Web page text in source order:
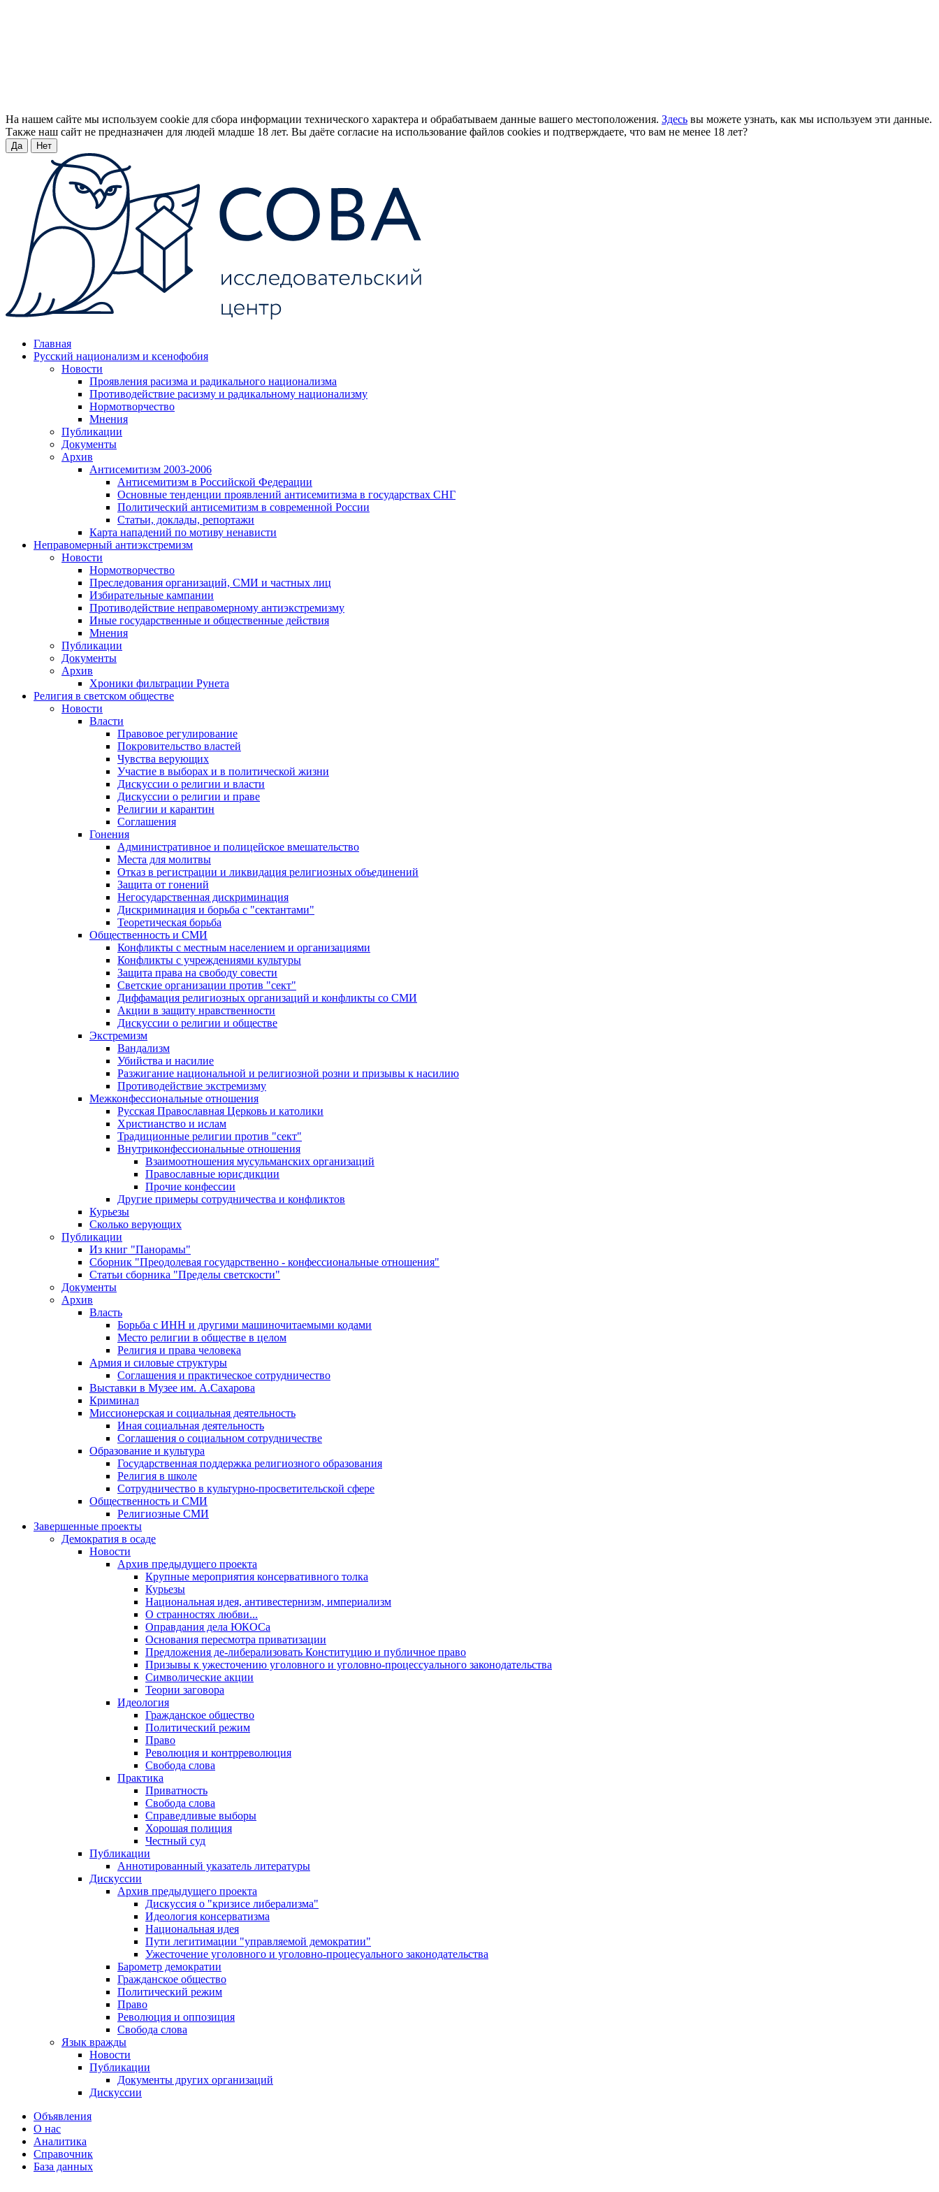
На нашем сайте мы используем cookie для сбора информации технического характера и обрабатываем данные вашего местоположения. Здесь вы можете узнать, как мы используем эти данные.
Также наш сайт не предназначен для людей младше 18 лет. Вы даёте согласие на использование файлов cookies и подтверждаете, что вам не менее 18 лет?
Да Нет
Главная
Русский национализм и ксенофобия
Новости
Проявления расизма и радикального национализма
Противодействие расизму и радикальному национализму
Нормотворчество
Мнения
Публикации
Документы
Архив
Антисемитизм 2003-2006
Антисемитизм в Российской Федерации
Основные тенденции проявлений антисемитизма в государствах СНГ
Политический антисемитизм в современной России
Статьи, доклады, репортажи
Карта нападений по мотиву ненависти
Неправомерный антиэкстремизм
Новости
Нормотворчество
Преследования организаций, СМИ и частных лиц
Избирательные кампании
Противодействие неправомерному антиэкстремизму
Иные государственные и общественные действия
Мнения
Публикации
Документы
Архив
Хроники фильтрации Рунета
Религия в светском обществе
Новости
Власти
Правовое регулирование
Покровительство властей
Чувства верующих
Участие в выборах и в политической жизни
Дискуссии о религии и власти
Дискуссии о религии и праве
Религии и карантин
Соглашения
Гонения
Административное и полицейское вмешательство
Места для молитвы
Отказ в регистрации и ликвидация религиозных объединений
Защита от гонений
Негосударственная дискриминация
Дискриминация и борьба с "сектантами"
Теоретическая борьба
Общественность и СМИ
Конфликты с местным населением и организациями
Конфликты с учреждениями культуры
Защита права на свободу совести
Светские организации против "сект"
Диффамация религиозных организаций и конфликты со СМИ
Акции в защиту нравственности
Дискуссии о религии и обществе
Экстремизм
Вандализм
Убийства и насилие
Разжигание национальной и религиозной розни и призывы к насилию
Противодействие экстремизму
Межконфессиональные отношения
Русская Православная Церковь и католики
Христианство и ислам
Традиционные религии против "сект"
Внутриконфессиональные отношения
Взаимоотношения мусульманских организаций
Православные юрисдикции
Прочие конфессии
Другие примеры сотрудничества и конфликтов
Курьезы
Сколько верующих
Публикации
Из книг "Панорамы"
Сборник "Преодолевая государственно - конфессиональные отношения"
Статьи сборника "Пределы светскости"
Документы
Архив
Власть
Борьба с ИНН и другими машиночитаемыми кодами
Место религии в обществе в целом
Религия и права человека
Армия и силовые структуры
Соглашения и практическое сотрудничество
Выставки в Музее им. А.Сахарова
Криминал
Миссионерская и социальная деятельность
Иная социальная деятельность
Соглашения о социальном сотрудничестве
Образование и культура
Государственная поддержка религиозного образования
Религия в школе
Сотрудничество в культурно-просветительской сфере
Общественность и СМИ
Религиозные СМИ
Завершенные проекты
Демократия в осаде
Новости
Архив предыдущего проекта
Крупные мероприятия консервативного толка
Курьезы
Национальная идея, антивестернизм, империализм
О странностях любви...
Оправдания дела ЮКОСа
Основания пересмотра приватизации
Предложения де-либерализовать Конституцию и публичное право
Призывы к ужесточению уголовного и уголовно-процессуального законодательства
Символические акции
Теории заговора
Идеология
Гражданское общество
Политический режим
Право
Революция и контрреволюция
Свобода слова
Практика
Приватность
Свобода слова
Справедливые выборы
Хорошая полиция
Честный суд
Публикации
Аннотированный указатель литературы
Дискуссии
Архив предыдущего проекта
Дискуссия о "кризисе либерализма"
Идеология консерватизма
Национальная идея
Пути легитимации "управляемой демократии"
Ужесточение уголовного и уголовно-процесуального законодательства
Барометр демократии
Гражданское общество
Политический режим
Право
Революция и оппозиция
Свобода слова
Язык вражды
Новости
Публикации
Документы других организаций
Дискуссии
Объявления
О нас
Аналитика
Справочник
База данных